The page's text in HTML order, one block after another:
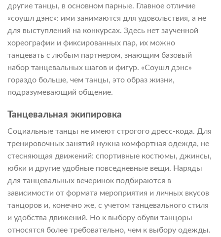
другие танцы, в основном парные. Главное отличие
«соушл дэнс»: ими занимаются для удовольствия, а не
для выступлений на конкурсах. Здесь нет заученной
хореографии и фиксированных пар, их можно
танцевать с любым партнером, знающим базовый
набор танцевальных шагов и фигур. «Соушл дэнс»
гораздо больше, чем танцы, это образ жизни,
подразумевающий общение.
Танцевальная экипировка
Социальные танцы не имеют строгого дресс-кода. Для
тренировочных занятий нужна комфортная одежда, не
стесняющая движений: спортивные костюмы, джинсы,
юбки и другие удобные повседневные вещи. Наряды
для танцевальных вечеринок подбираются в
зависимости от формата мероприятия и личных вкусов
танцоров и, конечно же, с учетом танцевального стиля
и удобства движений. Но к выбору обуви танцоры
относятся более требовательно, чем к выбору одежды.